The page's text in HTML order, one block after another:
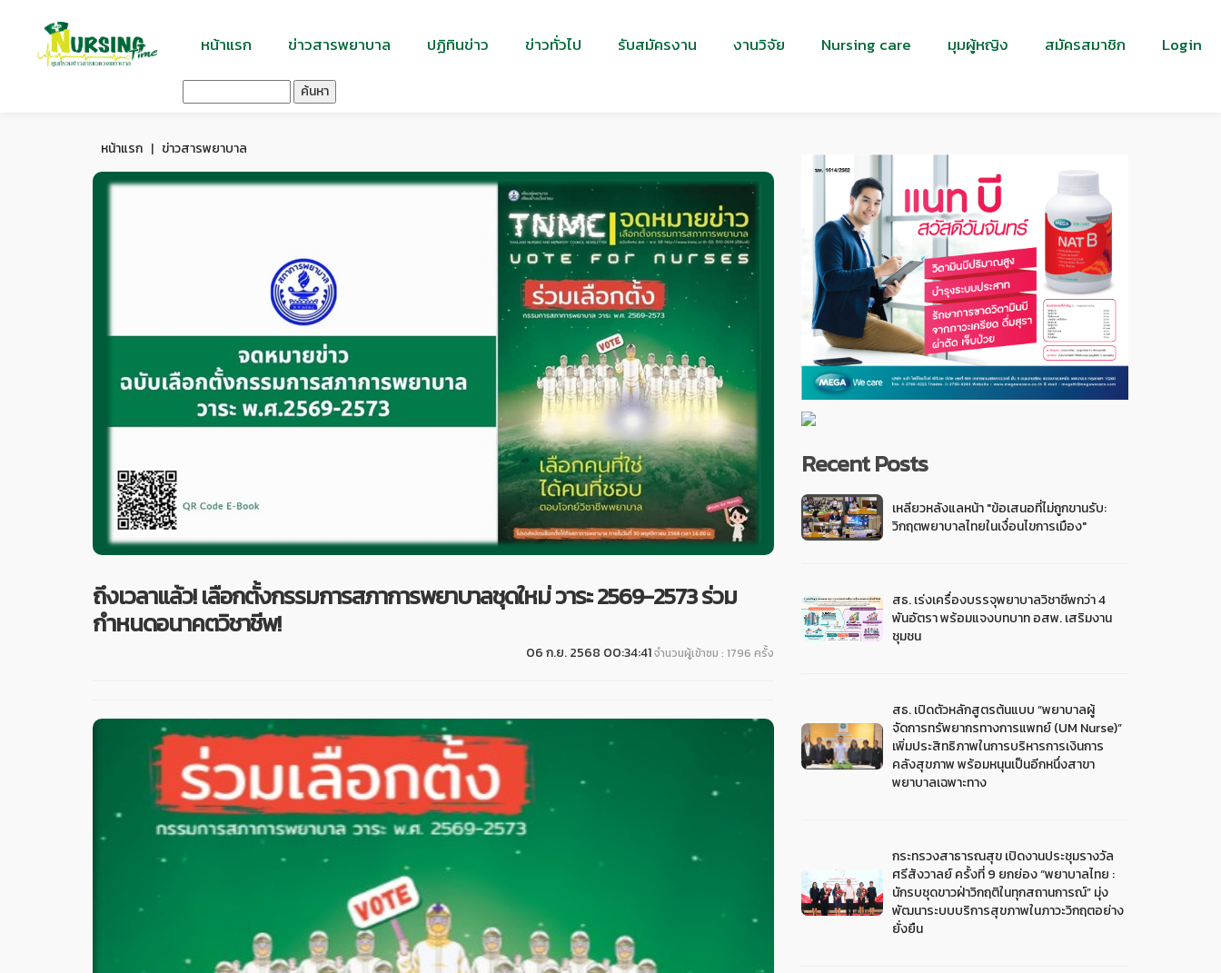
หน้าแรก ข่าวสารพยาบาล ปฏิทินข่าว ข่าวทั่วไป รับสมัครงาน งานวิจัย Nursing care มุมผู้หญิง สมัครสมาชิก Login
ค้นหา
หน้าแรก | ข่าวสารพยาบาล
ถึงเวลาแล้ว! เลือกตั้งกรรมการสภาการพยาบาลชุดใหม่ วาระ 2569-2573 ร่วม
กำหนดอนาคตวิชาชีพ!
06 ก.ย. 2568 00:34:41จำนวนผู้เข้าชม : 1796 ครั้ง
Recent Posts
เหลียวหลังแลหน้า "ข้อเสนอที่ไม่ถูกขานรับ:
วิกฤตพยาบาลไทยในเงื่อนไขการเมือง"
สธ. เร่งเครื่องบรรจุพยาบาลวิชาชีพกว่า 4
พันอัตรา พร้อมแจงบทบาท อสพ. เสริมงาน
ชุมชน
สธ. เปิดตัวหลักสูตรต้นแบบ “พยาบาลผู้
จัดการทรัพยากรทางการแพทย์ (UM Nurse)”
เพิ่มประสิทธิภาพในการบริหารการเงินการ
คลังสุขภาพ พร้อมหนุนเป็นอีกหนึ่งสาขา
พยาบาลเฉพาะทาง
กระทรวงสาธารณสุข เปิดงานประชุมรางวัล
ศรีสังวาลย์ ครั้งที่ 9 ยกย่อง “พยาบาลไทย :
นักรบชุดขาวฝ่าวิกฤติในทุกสถานการณ์” มุ่ง
พัฒนาระบบบริการสุขภาพในภาวะวิกฤตอย่าง
ยั่งยืน